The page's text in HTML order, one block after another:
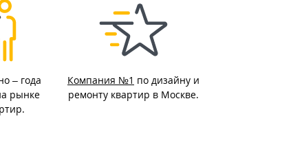
– года
рынке
Компания №1 по дизайну и
ремонту квартир в Москве.